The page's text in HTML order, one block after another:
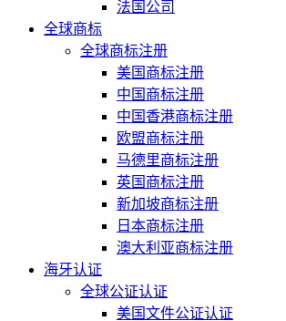
法国公司
全球商标
全球商标注册
美国商标注册
中国商标注册
中国香港商标注册
欧盟商标注册
马德里商标注册
英国商标注册
新加坡商标注册
日本商标注册
澳大利亚商标注册
海牙认证
全球公证认证
美国文件公证认证